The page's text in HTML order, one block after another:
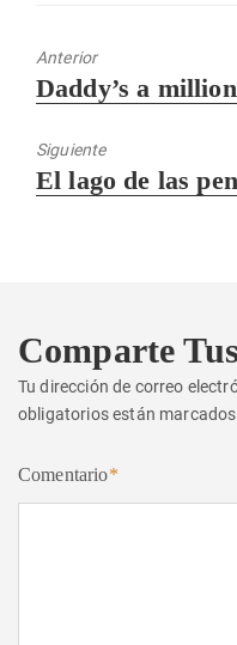
Anterior
Entrada
Daddy’s a
Siguiente
Entrada
El lago de las
Comparte
Tu dirección de correo
obligatorios están
Comentario*